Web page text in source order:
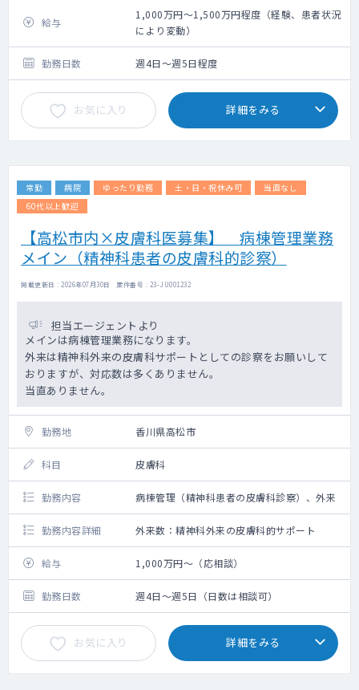
給与
1,000万円～1,500万円程度（経験、患者状況
により変動）
勤務日数 週4日～週5日程度
お気に入り 詳細をみる
常勤 病院 ゆったり勤務 土・日・祝休み可
当直なし
60代以上歓迎
【高松市内×皮膚科医募集】 病棟管理業務
メイン（精神科患者の皮膚科的診察）
掲載更新日 : 2026年07月30日 案件番号 : 23-JU001232
担当エージェントより
メインは病棟管理業務になります。
外来は精神科外来の皮膚科サポートとしての診察をお願いして
おりますが、対応数は多くありません。
当直ありません。
勤務地 香川県高松市
科目 皮膚科
勤務内容 病棟管理（精神科患者の皮膚科診察）、外来
勤務内容詳細 外来数：精神科外来の皮膚科的サポート
給与 1,000万円～（応相談）
勤務日数 週4日～週5日（日数は相談可）
お気に入り 詳細をみる